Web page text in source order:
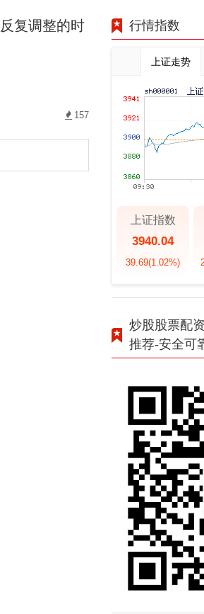
复调整的时
157
行情指数
上证走势
上证指数
3940.04
39.69(1.02%)
炒股股票配
推荐-安全可